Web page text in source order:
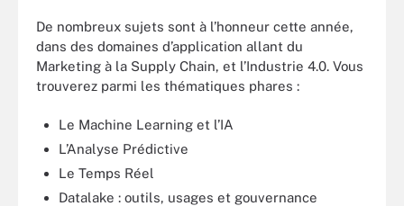
De nombreux sujets sont à l’honneur cette année,
dans des domaines d’application allant du
Marketing à la Supply Chain, et l’Industrie 4.0. Vous
trouverez parmi les thématiques phares :
Le Machine Learning et l’IA
L’Analyse Prédictive
Le Temps Réel
Datalake : outils, usages et gouvernance